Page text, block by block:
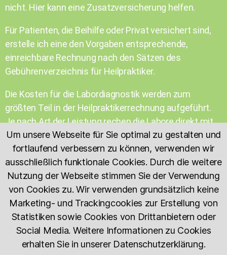
nicht. Hier kann eine Zusatzversicherung helfen.
Für Patienten, die Beihilfe oder Privat versichert sind,
erstelle ich eine den Vorgaben entsprechende,
einreichbare Rechnung nach den Sätzen des
Gebührenverzeichnis für Heilpraktiker.
Die Kosten für die Labordiagnostik werden zum
größten Teil in der Heilpraktikerrechnung aufgeführt.
Je nach Art der Leistung rechen die Labore direkt mit
Ihnen ab.
Die Höhe der hier anfallenden Kosten richtet sich nach
den Laborparametern, die untersucht werden. Darüber
kläre ich Sie während des Erstgesprächs auf.
Um unsere Webseite für Sie optimal zu gestalten und
fortlaufend verbessern zu können, verwenden wir
ausschließlich funktionale Cookies. Durch die weitere
Nutzung der Webseite stimmen Sie der Verwendung
von Cookies zu. Wir verwenden grundsätzlich keine
Marketing- und Trackingcookies zur Erstellung von
Statistiken sowie Cookies von Drittanbietern oder
Social Media. Weitere Informationen zu Cookies
erhalten Sie in unserer Datenschutzerklärung.